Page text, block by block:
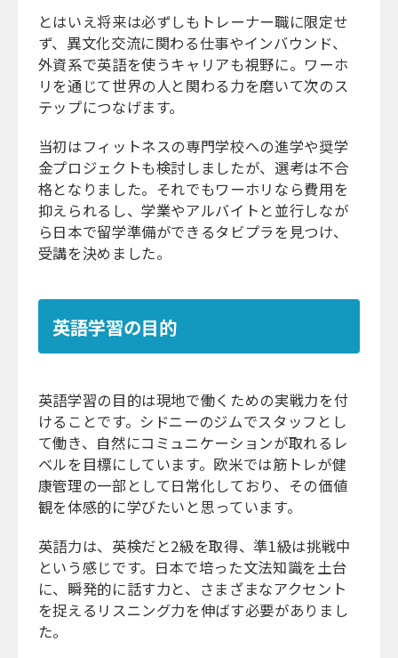
とはいえ将来は必ずしもトレーナー職に限定せ
ず、異文化交流に関わる仕事やインバウンド、
外資系で英語を使うキャリアも視野に。ワーホ
リを通じて世界の人と関わる力を磨いて次のス
テップにつなげます。
当初はフィットネスの専門学校への進学や奨学
金プロジェクトも検討しましたが、選考は不合
格となりました。それでもワーホリなら費用を
抑えられるし、学業やアルバイトと並行しなが
ら日本で留学準備ができるタビプラを見つけ、
受講を決めました。
英語学習の目的
英語学習の目的は現地で働くための実戦力を付
けることです。シドニーのジムでスタッフとし
て働き、自然にコミュニケーションが取れるレ
ベルを目標にしています。欧米では筋トレが健
康管理の一部として日常化しており、その価値
観を体感的に学びたいと思っています。
英語力は、英検だと2級を取得、準1級は挑戦中
という感じです。日本で培った文法知識を土台
に、瞬発的に話す力と、さまざまなアクセント
を捉えるリスニング力を伸ばす必要がありまし
た。